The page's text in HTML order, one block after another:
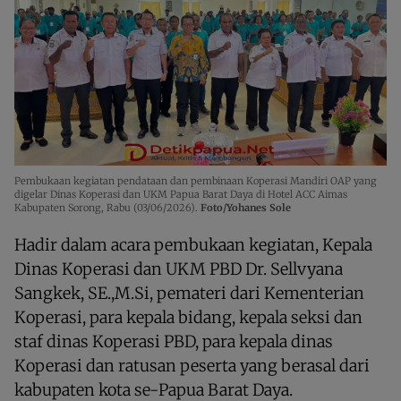
Pembukaan kegiatan pendataan dan pembinaan Koperasi Mandiri OAP yang
digelar Dinas Koperasi dan UKM Papua Barat Daya di Hotel ACC Aimas
Kabupaten Sorong, Rabu (03/06/2026). Foto/Yohanes Sole
Hadir dalam acara pembukaan kegiatan, Kepala
Dinas Koperasi dan UKM PBD Dr. Sellvyana
Sangkek, SE.,M.Si, pemateri dari Kementerian
Koperasi, para kepala bidang, kepala seksi dan
staf dinas Koperasi PBD, para kepala dinas
Koperasi dan ratusan peserta yang berasal dari
kabupaten kota se-Papua Barat Daya.